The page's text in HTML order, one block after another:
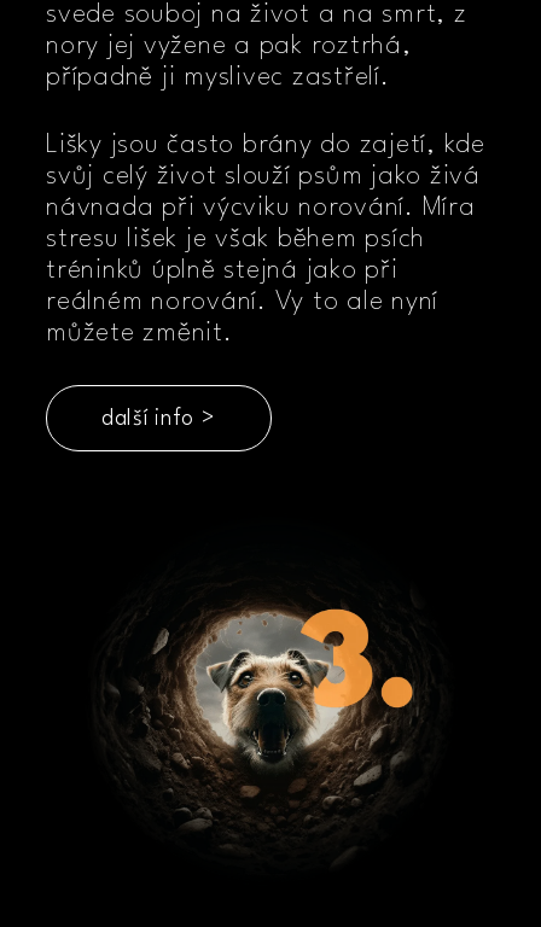
svede souboj na život a na smrt, z
nory jej vyžene a pak roztrhá,
případně ji myslivec zastřelí.
Lišky jsou často brány do zajetí, kde
svůj celý život slouží psům jako živá
návnada při výcviku norování. Míra
stresu lišek je však během psích
tréninků úplně stejná jako při
reálném norování. Vy to ale nyní
můžete změnit.
další info >